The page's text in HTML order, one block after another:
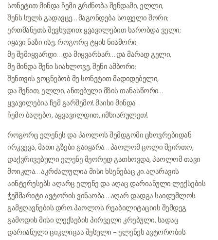
სონეტით მინდა ჩემი გრძნობა შენდამი, ელლი,
შენს სულს გადავცე… მაგონდება სოფელი შორი;
ერთმანეთს შევხვდით; ყვავილებით ხარობდა ველი;
იყავი ნაზი ისე, როგორც ტყის ნიამორი.
მე შემიყვარდი… და მიყვარხარ… და მარად გელი,
მე მინდა შენი სიახლოვე, შენი ამბორი;
შენთვის ვოცნებობ მე სონეტით მადიდებელი,
და შენით, ელლი, ანთებული მზის თანასწორი…
ყვავილებია ჩემ გარშემო!.. მაისი მინდა…
ჩემო ბაღებო, აყვავილდით, იმხიარულეთ!..
როგორც ელენეს და პაოლოს შემდგომი ცხოვრებიდან
ირკვევა, მათი გზები გაიყარა… პაოლომ ცოლი შეირთო,
დაქვრივებული ელენე მეორედ გათხოვდა, პაოლომ თავი
მოიკლა… აკრძალულია მისი ხსენებაც კი. აღარავის
აინტერესებს აღარც ელენე და აღაც დარიანული ლექსების
ჭეშმარიტი ავტორის ვინაობა… აღარ დადგა საიდუმლოს
გამჟღავნების დრო. პაოლოს რეაბილიტაციის შემდეგ
გამოდის მისი ლექსების პირველი კრებული, სადაც
დარიანული ციკლიცაა შესული – ელენეს ავტორობის